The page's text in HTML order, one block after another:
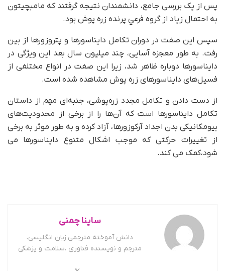
پس از یک بررسی جامع، دانشمندان نتیجه گرفتند که مامبچيتون
به احتمال زیاد از گروه فرعي پرنده زره پوش بود.
سپس این صفت در دوران تکامل دایناسورها و پتروزورها از بین
رفت. به طور معجزه آسایی، چند میلیون سال بعد این ویژگی در
دایناسورها دوباره ظاهر شد، زیرا این صفت در انواع مختلفی از
فسیل‌های دایناسورهای زره پوش مشاهده شده است.
از دست دادن و تکامل مجدد زره‌پوشی، جنبه‌ای مهم از داستان
تکامل دایناسورها است که آن‌ها را از برخی از محدودیت‌های
بیومکانیکی بدن اجداد آرکوزورها، آزاد کرده و به طور موثر به برخی
از تغییرات حرکتی که موجب اشکال متنوع دایناسورها می
شود،کمک می کند.
ساینا چمنی
دانش آموخته مترجمی زبان انگلیسی،
مترجم و نویسنده فناوری ،سلامت و پزشکی